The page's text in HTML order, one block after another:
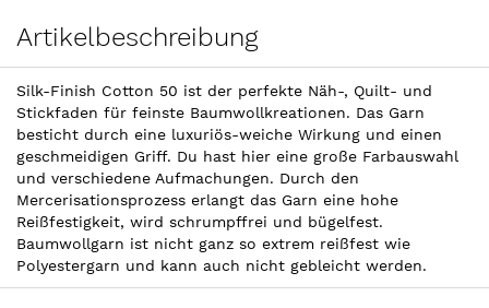
Artikelbeschreibung
Silk-Finish Cotton 50 ist der perfekte Näh-, Quilt- und
Stickfaden für feinste Baumwollkreationen. Das Garn
besticht durch eine luxuriös-weiche Wirkung und einen
geschmeidigen Griff. Du hast hier eine große Farbauswahl
und verschiedene Aufmachungen. Durch den
Mercerisationsprozess erlangt das Garn eine hohe
Reißfestigkeit, wird schrumpffrei und bügelfest.
Baumwollgarn ist nicht ganz so extrem reißfest wie
Polyestergarn und kann auch nicht gebleicht werden.